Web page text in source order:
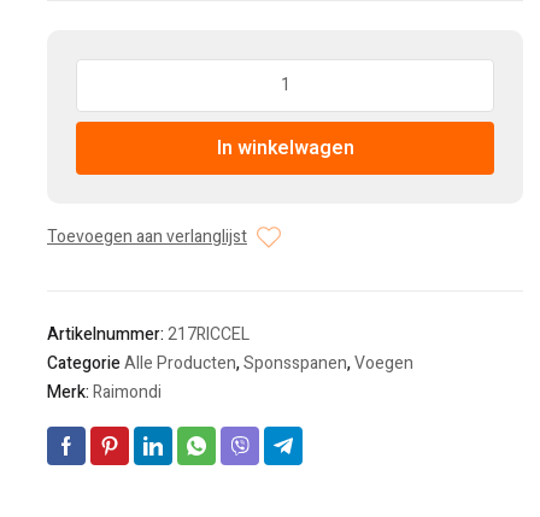
Hoeveelheid:
In winkelwagen
Toevoegen aan verlanglijst
Artikelnummer:217RICCEL
CategorieAlle Producten,Sponsspanen,Voegen
Merk:Raimondi